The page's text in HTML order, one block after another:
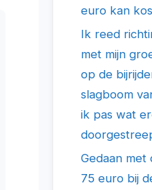
euro kan
Ik reed
met mijn
op de
slagboom
ik pas wat
Gedaan
75 euro bij